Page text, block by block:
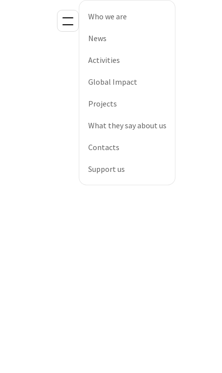
Who we are
News
Activities
Global Impact
Projects
What they say about us
Contacts
Support us